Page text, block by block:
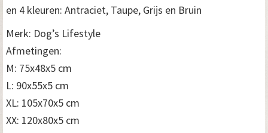
en 4 kleuren: Antraciet, Taupe, Grijs en Bruin
Merk: Dog’s Lifestyle
Afmetingen:
M: 75x48x5 cm
L: 90x55x5 cm
XL: 105x70x5 cm
XX: 120x80x5 cm